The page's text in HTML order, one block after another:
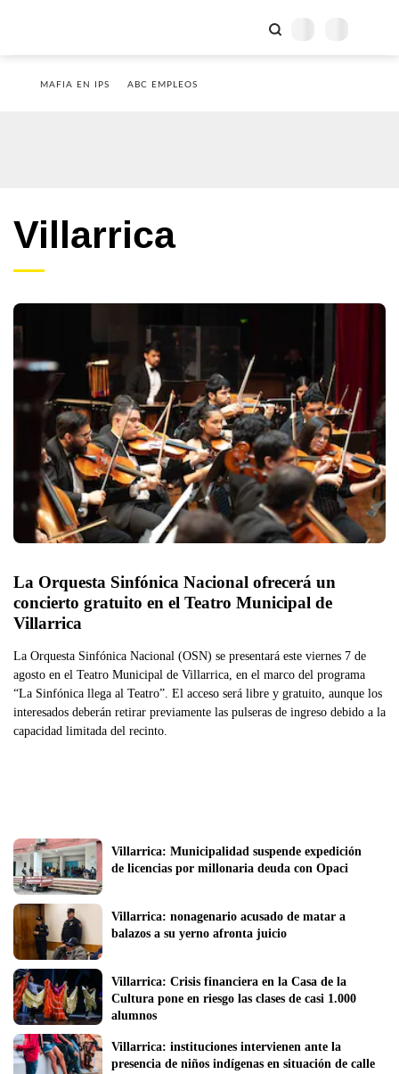
MAFIA EN IPS ABC EMPLEOS
Villarrica
La Orquesta Sinfónica Nacional ofrecerá un
concierto gratuito en el Teatro Municipal de
Villarrica
La Orquesta Sinfónica Nacional (OSN) se presentará este viernes 7 de
agosto en el Teatro Municipal de Villarrica, en el marco del programa
“La Sinfónica llega al Teatro”. El acceso será libre y gratuito, aunque los
interesados deberán retirar previamente las pulseras de ingreso debido a la
capacidad limitada del recinto.
Villarrica: Municipalidad suspende expedición
de licencias por millonaria deuda con Opaci
Villarrica: nonagenario acusado de matar a
balazos a su yerno afronta juicio
Villarrica: Crisis financiera en la Casa de la
Cultura pone en riesgo las clases de casi 1.000
alumnos
Villarrica: instituciones intervienen ante la
presencia de niños indígenas en situación de calle